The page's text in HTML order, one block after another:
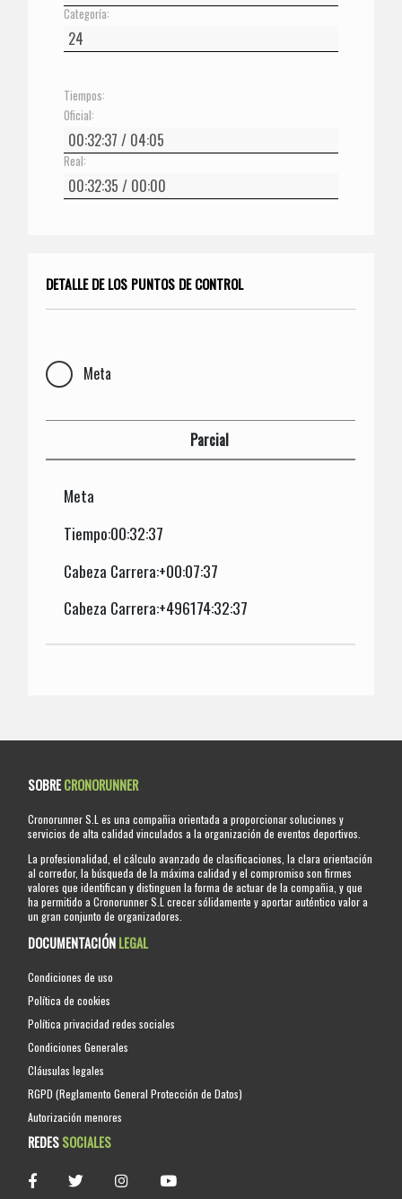
Categoría:
Tiempos:
Oficial:
Real:
DETALLE DE LOS PUNTOS DE CONTROL
Meta
Parcial
Meta
Tiempo:00:32:37
Cabeza Carrera:+00:07:37
Cabeza Carrera:+496174:32:37
SOBRECRONORUNNER
Cronorunner S.L es una compañia orientada a proporcionar soluciones y
servicios de alta calidad vinculados a la organización de eventos deportivos.
La profesionalidad, el cálculo avanzado de clasificaciones, la clara orientación
al corredor, la búsqueda de la máxima calidad y el compromiso son firmes
valores que identifican y distinguen la forma de actuar de la compañia, y que
ha permitido a Cronorunner S.L crecer sólidamente y aportar auténtico valor a
un gran conjunto de organizadores.
DOCUMENTACIÓNLEGAL
Condiciones de uso
Política de cookies
Política privacidad redes sociales
Condiciones Generales
Cláusulas legales
RGPD (Reglamento General Protección de Datos)
Autorización menores
REDESSOCIALES